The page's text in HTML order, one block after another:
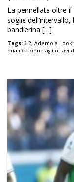
La pennellata oltre
soglie
bandierina […]
Tags: 3-2, Ademola
qualificazione agli ottavi